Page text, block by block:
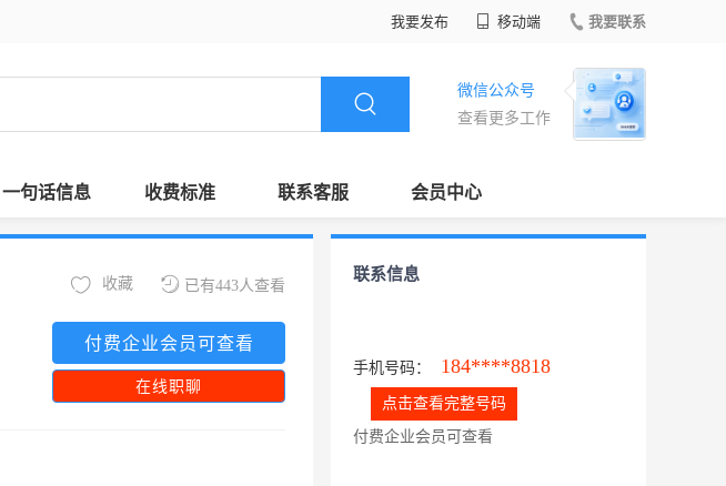
我要发布 移动端 我要联系
微信公众号
查看更多工作
一句话信息 收费标准 联系客服 会员中心
已有443人查看
收藏
付费企业会员可查看
在线职聊
联系信息
手机号码： 184****8818
点击查看完整号码
付费企业会员可查看